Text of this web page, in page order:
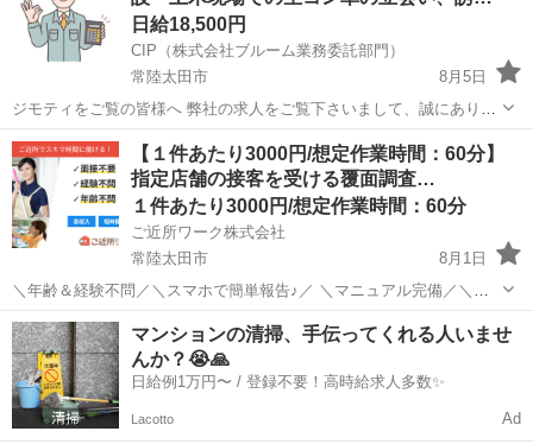
日給18,500円
CIP（株式会社ブルーム業務委託部門）
常陸太田市
8月5日
ジモティをご覧の皆様へ 弊社の求人をご覧下さいまして、誠にありが
とうございます。 茨城県へ進出しまして２か月が経過しまして、各企
業様にも大変喜ばれております。 おかげさまでジモティ様...
茨城 常陸太田市 その他 スタッフ
【１件あたり3000円/想定作業時間：60分】
指定店舗の接客を受ける覆面調査…
１件あたり3000円/想定作業時間：60分
ご近所ワーク株式会社
常陸太田市
8月1日
＼年齢＆経験不問／＼スマホで簡単報告♪／ ＼マニュアル完備／＼ス
キマ時間のお小遣い稼ぎにぴったり／ ※業務委託なので履歴書不要で
す。 指定店舗の接客を受ける覆面調査のお仕事のお仕事です♪ 指定店
舗へ訪問する覆面調査・報告...
茨城 常陸太田市 1件
マンションの清掃、手伝ってくれる人いませ
んか？😭🙏
日給例1万円〜 / 登録不要！高時給求人多数✨
Lacotto Ad